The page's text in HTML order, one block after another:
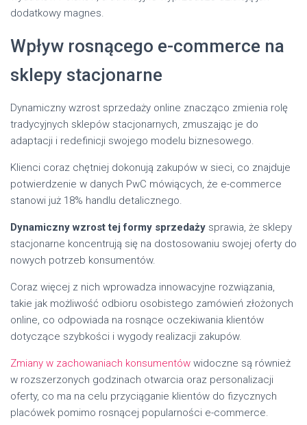
dodatkowy magnes.
Wpływ rosnącego e-commerce na
sklepy stacjonarne
Dynamiczny wzrost sprzedaży online znacząco zmienia rolę
tradycyjnych sklepów stacjonarnych, zmuszając je do
adaptacji i redefinicji swojego modelu biznesowego.
Klienci coraz chętniej dokonują zakupów w sieci, co znajduje
potwierdzenie w danych PwC mówiących, że e-commerce
stanowi już 18% handlu detalicznego.
Dynamiczny wzrost tej formy sprzedaży sprawia, że sklepy
stacjonarne koncentrują się na dostosowaniu swojej oferty do
nowych potrzeb konsumentów.
Coraz więcej z nich wprowadza innowacyjne rozwiązania,
takie jak możliwość odbioru osobistego zamówień złożonych
online, co odpowiada na rosnące oczekiwania klientów
dotyczące szybkości i wygody realizacji zakupów.
Zmiany w zachowaniach konsumentów widoczne są również
w rozszerzonych godzinach otwarcia oraz personalizacji
oferty, co ma na celu przyciąganie klientów do fizycznych
placówek pomimo rosnącej popularności e-commerce.